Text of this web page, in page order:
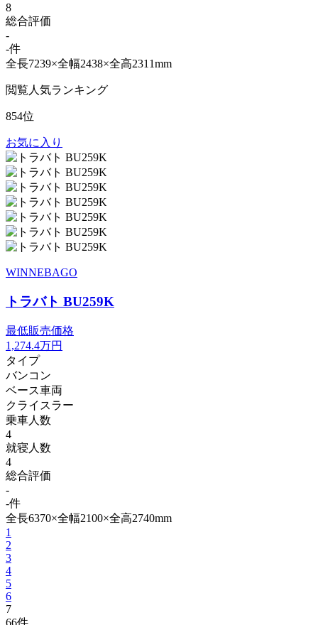
8
総合評価
-
-件
全長7239×全幅2438×全高2311mm
閲覧人気ランキング
854位
お気に入り
WINNEBAGO
トラバト BU259K
最低販売価格
1,274.4万円
タイプ
バンコン
ベース車両
クライスラー
乗車人数
4
就寝人数
4
総合評価
-
-件
全長6370×全幅2100×全高2740mm
1
2
3
4
5
6
7